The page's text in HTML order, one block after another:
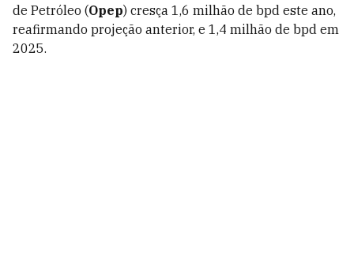
de Petróleo (Opep) cresça 1,6 milhão de bpd este ano,
reafirmando projeção anterior, e 1,4 milhão de bpd em
2025.